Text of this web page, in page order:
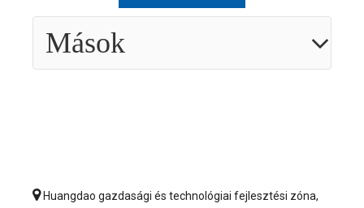
Mások
Huangdao gazdasági és technológiai fejlesztési zóna,